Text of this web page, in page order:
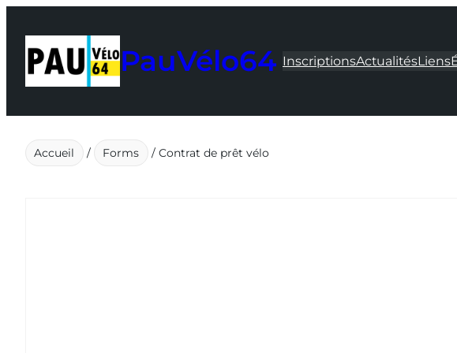
contenu
PauVélo64 InscriptionsActualitésLiens
Accueil / Forms / Contrat de prêt vélo